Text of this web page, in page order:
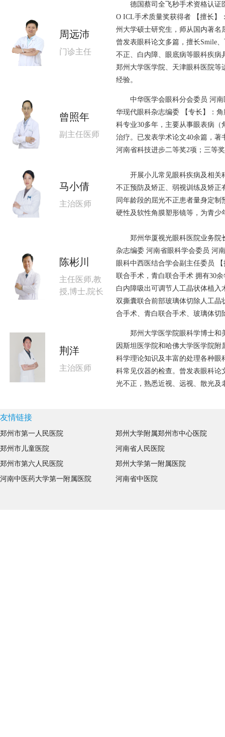
周远沛
门诊主任
德国蔡司全飞秒手术资格认证
O ICL手术质量奖获得者 【擅长】
州大学硕士研究生，师从国内著
曾发表眼科论文多篇，擅长Smile
不正、白内障、眼底病等眼科疾
郑州大学医学院、天津眼科医院
经验。
曾照年
副主任医师
中华医学会眼科分会委员 河南
华现代眼科杂志编委 【专长】：
科专业30多年，主要从事眼表病
治疗。已发表学术论文40余篇，
河南省科技进步二等奖2项；三等
马小倩
主治医师
开展小儿常见眼科疾病及相关
不正预防及矫正、弱视训练及矫
同年龄段的屈光不正患者量身定
硬性及软性角膜塑形镜等，为青少
陈彬川
主任医师,教
授,博士,院长
郑州华厦视光眼科医院业务院
杂志编委 河南省眼科学会委员 河
眼科中西医结合学会副主任委员
联合手术，青白联合手术 拥有30
白内障吸出可调节人工晶状体植
双撕囊联合前部玻璃体切除人工
合手术、青白联合手术、玻璃体
荆洋
主治医师
郑州大学医学院眼科学博士和
因斯坦医学院和哈佛大学医学院
科学理论知识及丰富的处理各种
科常见仪器的检查。曾发表眼科
光不正，熟悉近视、远视、散光及
友情链接
郑州市第一人民医院
郑州市儿童医院
郑州市第六人民医院
河南中医药大学第一附属医院
郑州大学附属郑州市中心医院
河南省人民医院
郑州大学第一附属医院
河南省中医院